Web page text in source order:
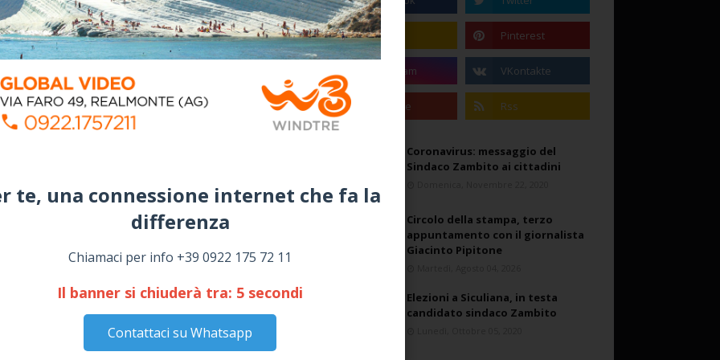
te, una connessione internet che fa la
differenza​
Chiamaci per info +39 0922 175 72 11
Il banner si chiuderà tra: 4 secondi
Contattaci su Whatsapp
Coronavirus: messaggio del
Sindaco Zambito ai cittadini
Circolo della stampa, terzo
appuntamento con il giornalista
Giacinto Pipitone
Elezioni a Siculiana, in testa
candidato sindaco Zambito